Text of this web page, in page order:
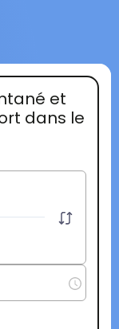
et
dans le